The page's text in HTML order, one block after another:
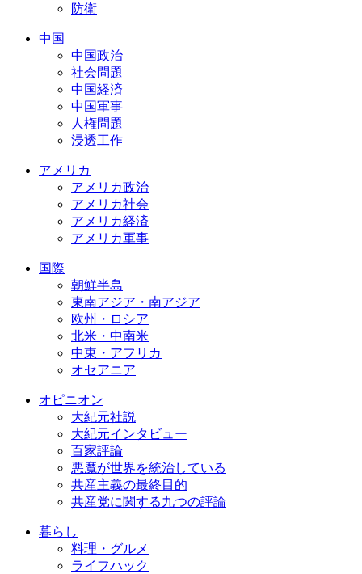
防衛
中国
中国政治
社会問題
中国経済
中国軍事
人権問題
浸透工作
アメリカ
アメリカ政治
アメリカ社会
アメリカ経済
アメリカ軍事
国際
朝鮮半島
東南アジア・南アジア
欧州・ロシア
北米・中南米
中東・アフリカ
オセアニア
オピニオン
大紀元社説
大紀元インタビュー
百家評論
悪魔が世界を統治している
共産主義の最終目的
共産党に関する九つの評論
暮らし
料理・グルメ
ライフハック